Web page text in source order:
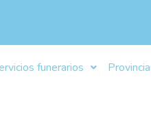
funerarios